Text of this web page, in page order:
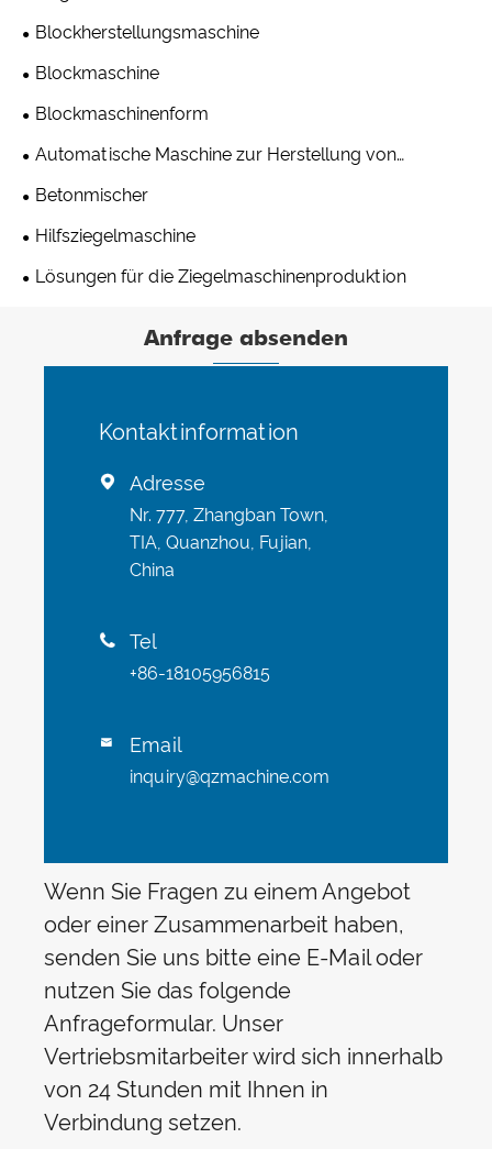
Blockherstellungsmaschine
Blockmaschine
Blockmaschinenform
Automatische Maschine zur Herstellung von
Betonblöcken
Betonmischer
Hilfsziegelmaschine
Lösungen für die Ziegelmaschinenproduktion
Anfrage absenden
Kontaktinformation
 Adresse
Nr. 777, Zhangban Town,
TIA, Quanzhou, Fujian,
China
 Tel
+86-18105956815
 Email
inquiry@qzmachine.com
Wenn Sie Fragen zu einem Angebot
oder einer Zusammenarbeit haben,
senden Sie uns bitte eine E-Mail oder
nutzen Sie das folgende
Anfrageformular. Unser
Vertriebsmitarbeiter wird sich innerhalb
von 24 Stunden mit Ihnen in
Verbindung setzen.